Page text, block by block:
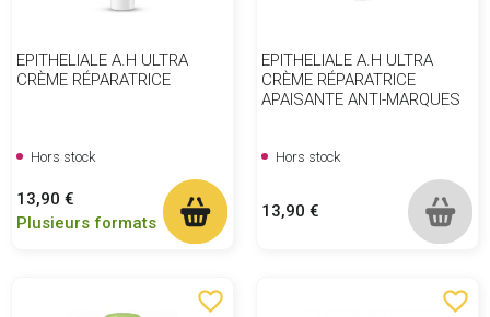
EPITHELIALE A.H ULTRA
CRÈME RÉPARATRICE
Hors stock
Prix
13,90 €
Plusieurs formats
EPITHELIALE A.H ULTRA
CRÈME RÉPARATRICE
APAISANTE ANTI-MARQUES
Hors stock
Prix
13,90 €
favorite_border favorite_border